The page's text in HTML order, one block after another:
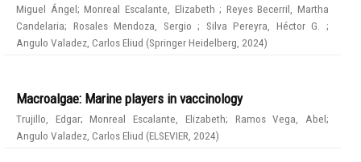
Miguel Ángel;Monreal Escalante, Elizabeth; Reyes Becerril, Martha
Candelaria; Rosales Mendoza, Sergio; Silva Pereyra, Héctor G.;
Angulo Valadez, Carlos Eliud (Springer Heidelberg 2024)
Macroalgae: Marine players in vaccinology
Trujillo, Edgar;Monreal Escalante, Elizabeth; Ramos Vega, Abel;
Angulo Valadez, Carlos Eliud (ELSEVIER 2024)